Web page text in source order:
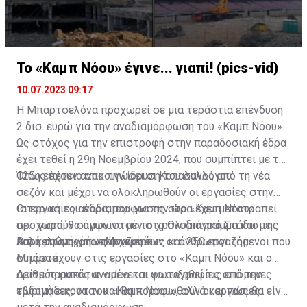
και να υπάρξει αύξηση μετοχικού κεφαλαίου. Ένας από
τους ποδοσφαιριστές που είναι υπό παραχώρηση είναι
και ο Ντε Φρούτος, ο οποίος απασχολεί μεταξύ άλλων
και τον Ολυμπιακό.
Το «Καμπ Νόου» έγινε... γιαπί! (pics-vid)
10.07.2023 09:17
H Μπαρτσελόνα προχωρεί σε μια τεράστια επένδυση
2 δισ. ευρώ για την αναδιαμόρφωση του «Καμπ Νόου».
Ως στόχος για την επιστροφή στην παραδοσιακή έδρα
έχει τεθεί η 29η Νοεμβρίου 2024, που συμπίπτει με την
125η επέτειο από την ίδρυση του συλλόγου.
Όπως έχουν ανακοινώσει οι Καταλανοί, από τη νέα
σεζόν και μέχρι να ολοκληρωθούν οι εργασίες στην
ιστορική του έδρα, που για την ώρα έχει μετατραπεί
σε... γιαπί, θα αγωνιστούν στο Ολυμπιακό Στάδιο της
Βαρκελώνης, το «Μονζουίκ».
Οι εργασίες αναδιαμόρφωσης στο «Καμπ Νόου»
προχωρούν σύμφωνα με το χρονοδιάγραμμα και με
καλό ρυθμό, όπως αναφέρουν οι άνθρωποι της
Μπάρσα.
Αυτή τη στιγμή υπάρχουν έως και 250 εργαζόμενοι που
συμμετέχουν στις εργασίες στο «Καμπ Νόου» και ο
αριθμός αυτός αναμένεται να αυξηθεί τις επόμενες
εβδομάδες, όταν και θα κορυφωθούν οι εργασίες.
Δείτε παρακάτω video και φωτογραφίες από την
τωρινή εικόνα του «Καμπ Νόου», αλλά και πώς θα είναι